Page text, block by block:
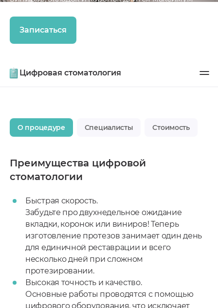
Записаться
Цифровая стоматология
О процедуре Специалисты Стоимость
Преимущества цифровой
стоматологии
Быстрая скорость.
Забудьте про двухнедельное ожидание
вкладки, коронок или виниров! Теперь
изготовление протезов занимает один день
для единичной реставрации и всего
несколько дней при сложном
протезировании.
Высокая точность и качество.
Основные работы проводятся с помощью
цифрового оборудования, что исключает